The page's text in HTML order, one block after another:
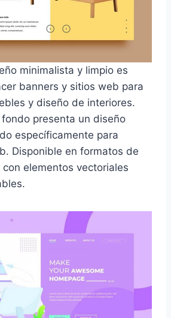
minimalista y limpio es
banners y sitios web para
y diseño de interiores.
presenta un diseño
específicamente para
Disponible en formatos de
con elementos vectoriales